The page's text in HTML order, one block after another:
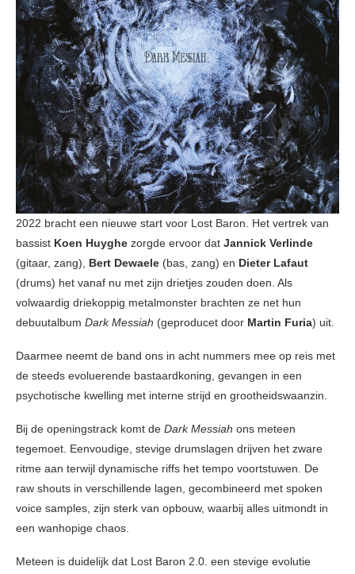
2022 bracht een nieuwe start voor Lost Baron. Het vertrek van
bassist Koen Huyghe zorgde ervoor dat Jannick Verlinde
(gitaar, zang), Bert Dewaele (bas, zang) en Dieter Lafaut
(drums) het vanaf nu met zijn drietjes zouden doen. Als
volwaardig driekoppig metalmonster brachten ze net hun
debuutalbum Dark Messiah (geproducet door Martin Furia) uit.
Daarmee neemt de band ons in acht nummers mee op reis met
de steeds evoluerende bastaardkoning, gevangen in een
psychotische kwelling met interne strijd en grootheidswaanzin.
Bij de openingstrack komt de Dark Messiah ons meteen
tegemoet. Eenvoudige, stevige drumslagen drijven het zware
ritme aan terwijl dynamische riffs het tempo voortstuwen. De
raw shouts in verschillende lagen, gecombineerd met spoken
voice samples, zijn sterk van opbouw, waarbij alles uitmondt in
een wanhopige chaos.
Meteen is duidelijk dat Lost Baron 2.0. een stevige evolutie